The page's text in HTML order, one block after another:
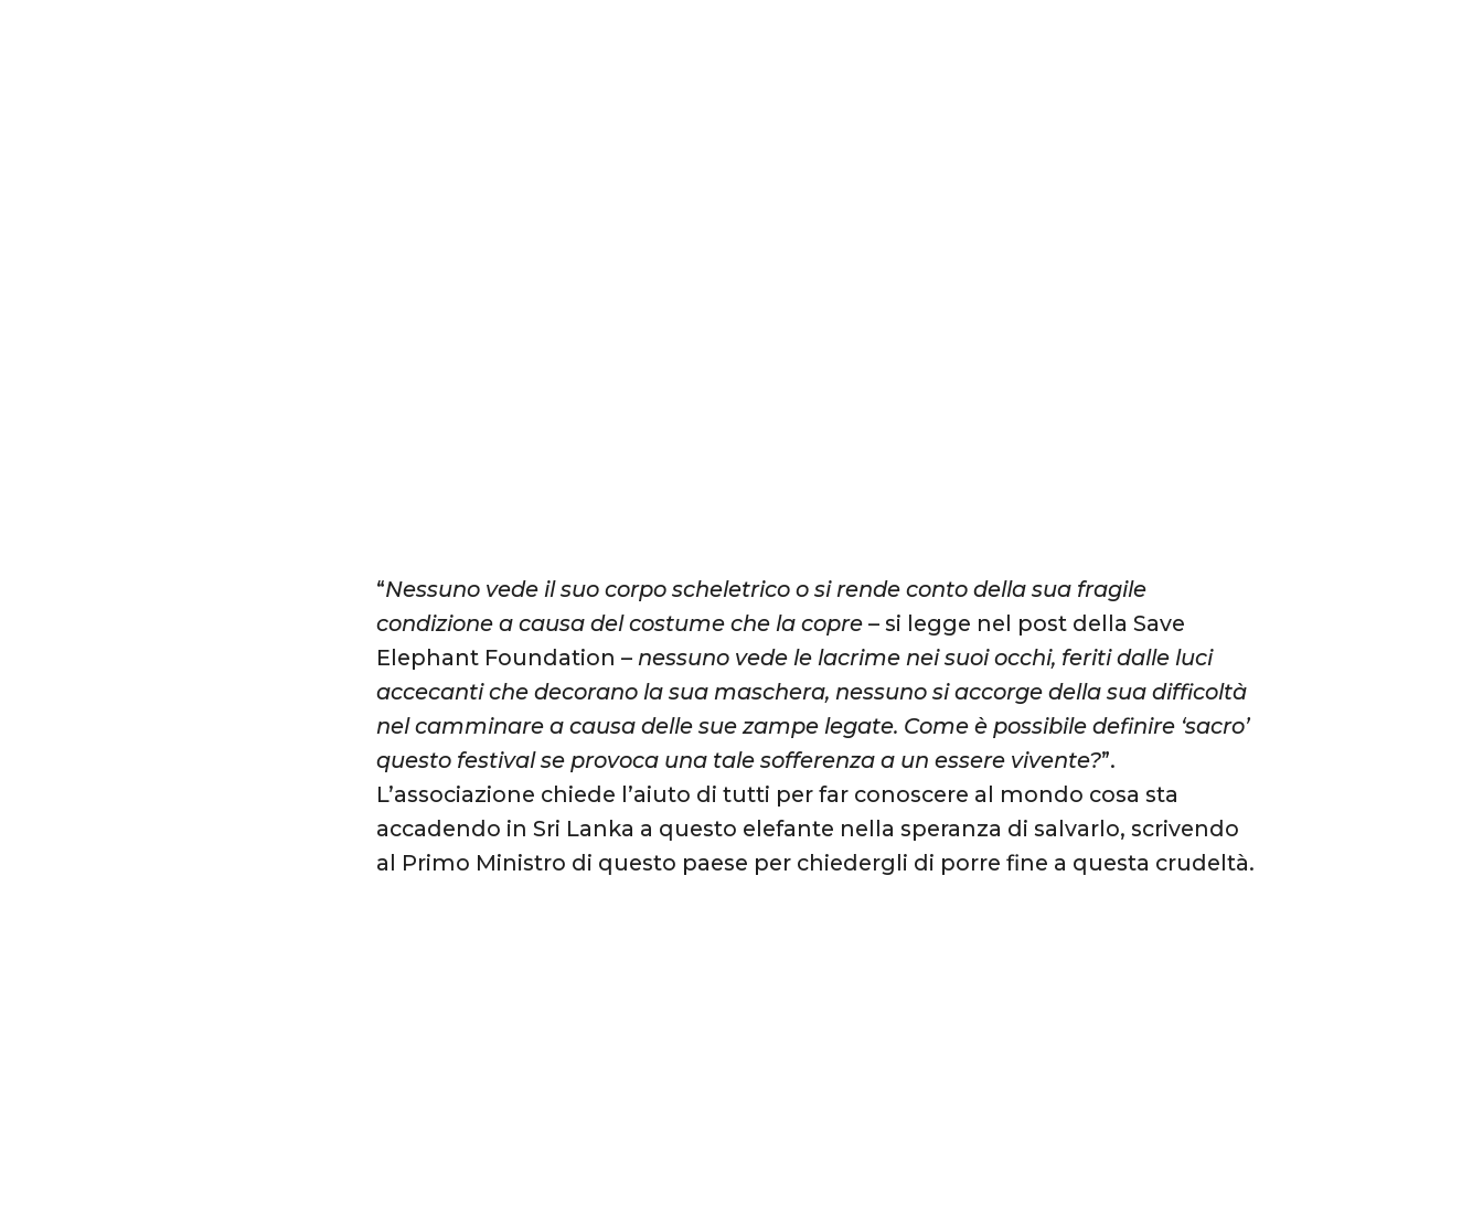
“Nessuno vede il suo corpo scheletrico o si rende conto della sua fragile
condizione a causa del costume che la copre – si legge nel post della Save
Elephant Foundation –nessuno vede le lacrime nei suoi occhi, feriti dalle luci
accecanti che decorano la sua maschera, nessuno si accorge della sua difficoltà
nel camminare a causa delle sue zampe legate. Come è possibile definire ‘sacro’
questo festival se provoca una tale sofferenza a un essere vivente?”.
L’associazione chiede l’aiuto di tutti per far conoscere al mondo cosa sta
accadendo in Sri Lanka a questo elefante nella speranza di salvarlo, scrivendo
al Primo Ministro di questo paese per chiedergli di porre fine a questa crudeltà.